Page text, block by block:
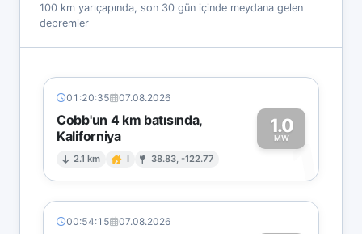
100 km yarıçapında, son 30 gün içinde meydana gelen
depremler
01:20:35 07.08.2026
Cobb'un 4 km batısında,
Kaliforniya
2.1 km I 38.83, -122.77
1.0
MW1
00:54:15 07.08.2026